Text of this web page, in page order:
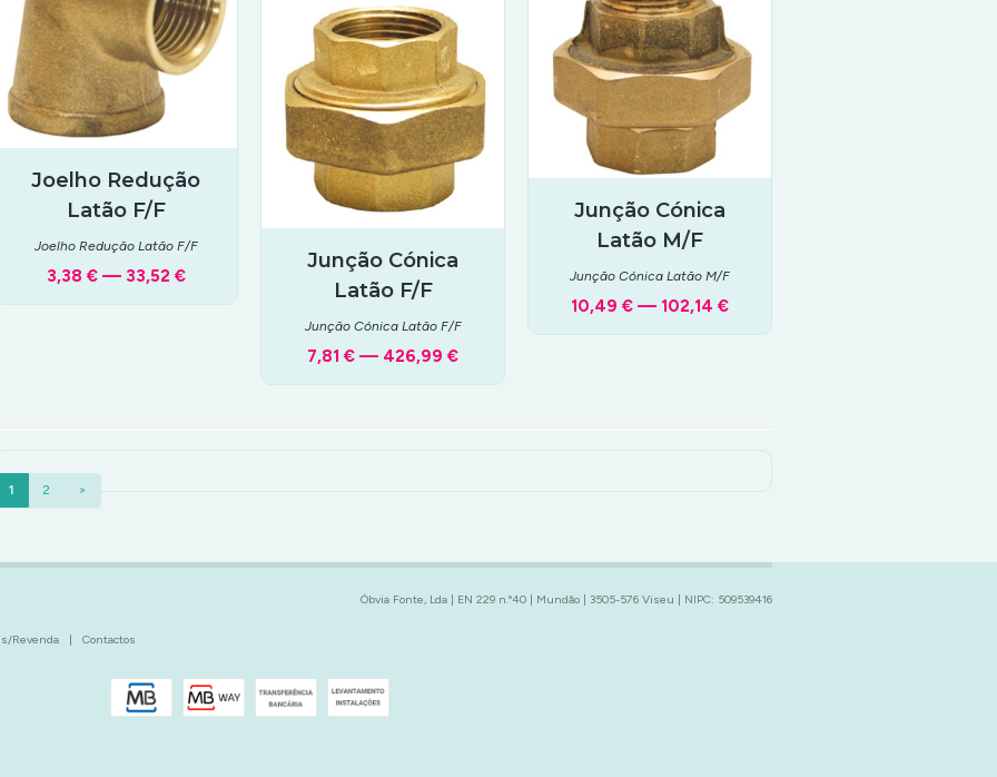
Joelho Redução
Latão F/F
Joelho Redução Latão F/F
3,38 € — 33,52 €
Junção Cónica
Latão F/F
Junção Cónica Latão F/F
7,81 € — 426,99 €
Junção Cónica
Latão M/F
Junção Cónica Latão M/F
10,49 € — 102,14 €
1 2 >
Revenda | Contactos
Óbvia Fonte, Lda | EN 229 n.º40 | Mundão | 3505-576 Viseu | NIPC: 509539416